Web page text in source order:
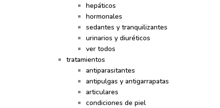
hepáticos
hormonales
sedantes y tranquilizantes
urinarios y diuréticos
ver todos
tratamientos
antiparasitantes
antipulgas y antigarrapatas
articulares
condiciones de piel